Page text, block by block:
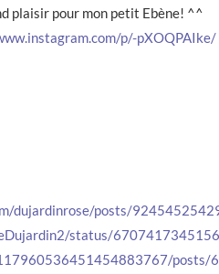
plaisir pour mon petit Ebène! ^^
p/-pXOQPAIke/
dujardinrose/posts/
status/
posts/